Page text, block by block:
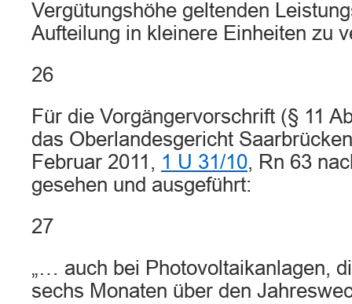
Vergütungshöhe geltenden
Aufteilung in kleinere Einheiten zu
26
Für die Vorgängervorschrift (§ 11
das Oberlandesgericht
Februar 2011, 1 U 31/10, Rn 63
gesehen und ausgeführt:
27
„… auch bei Photovoltaikanlagen,
sechs Monaten über den